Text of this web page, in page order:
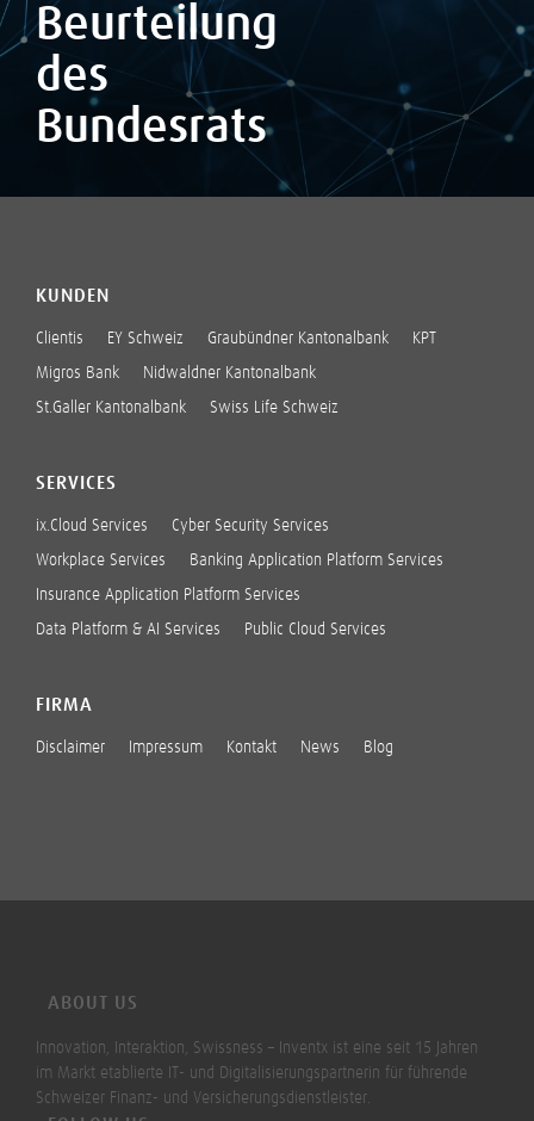
Beurteilung
des
Bundesrats
KUNDEN
Clientis EY Schweiz Graubündner Kantonalbank KPT
Migros Bank Nidwaldner Kantonalbank
St.Galler Kantonalbank Swiss Life Schweiz
SERVICES
ix.Cloud Services Cyber Security Services
Workplace Services Banking Application Platform Services
Insurance Application Platform Services
Data Platform & AI Services Public Cloud Services
FIRMA
Disclaimer Impressum Kontakt News Blog
ABOUT US
Innovation, Interaktion, Swissness – Inventx ist eine seit 15 Jahren
im Markt etablierte IT- und Digitalisierungspartnerin für führende
Schweizer Finanz- und Versicherungsdienstleister.